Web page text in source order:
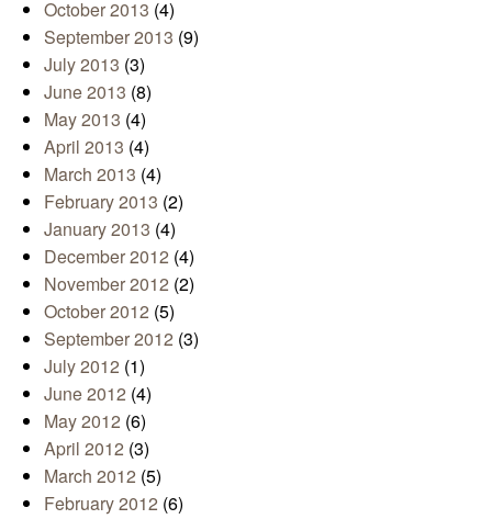
October 2013 (4)
September 2013 (9)
July 2013 (3)
June 2013 (8)
May 2013 (4)
April 2013 (4)
March 2013 (4)
February 2013 (2)
January 2013 (4)
December 2012 (4)
November 2012 (2)
October 2012 (5)
September 2012 (3)
July 2012 (1)
June 2012 (4)
May 2012 (6)
April 2012 (3)
March 2012 (5)
February 2012 (6)